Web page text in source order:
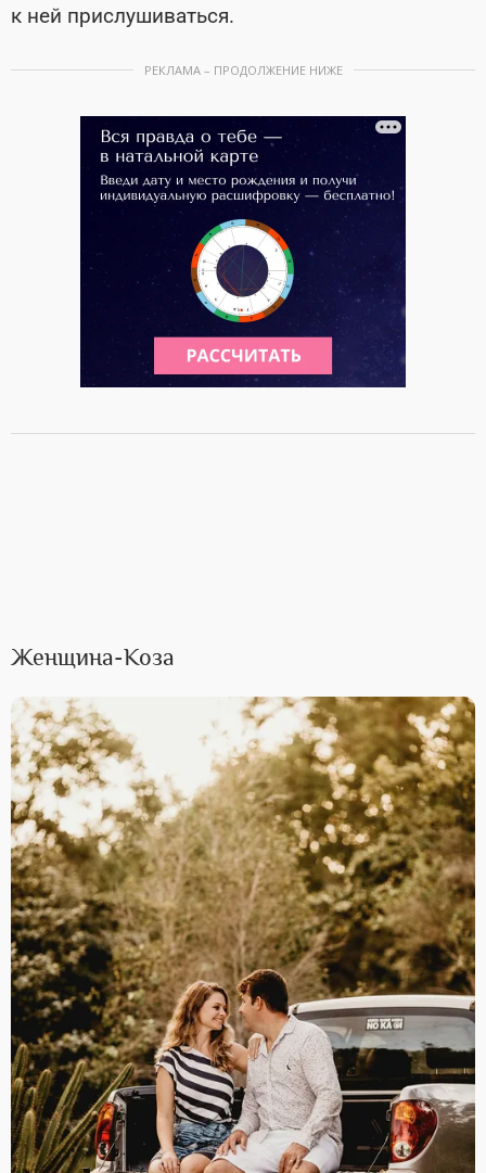
к ней прислушиваться.
РЕКЛАМА – ПРОДОЛЖЕНИЕ НИЖЕ
Женщина-Коза